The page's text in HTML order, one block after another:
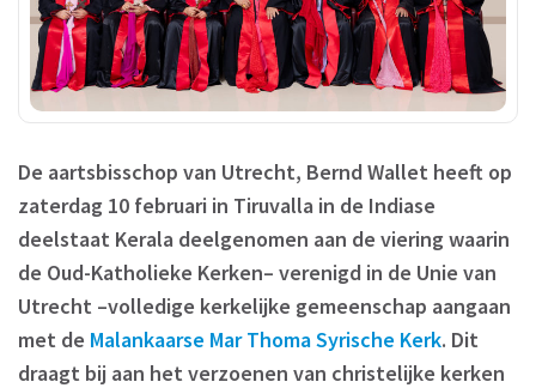
De aartsbisschop van Utrecht, Bernd Wallet heeft op
zaterdag 10 februari in Tiruvalla in de Indiase
deelstaat Kerala deelgenomen aan de viering waarin
de Oud-Katholieke Kerken– verenigd in de Unie van
Utrecht –volledige kerkelijke gemeenschap aangaan
met de Malankaarse Mar Thoma Syrische Kerk. Dit
draagt bij aan het verzoenen van christelijke kerken